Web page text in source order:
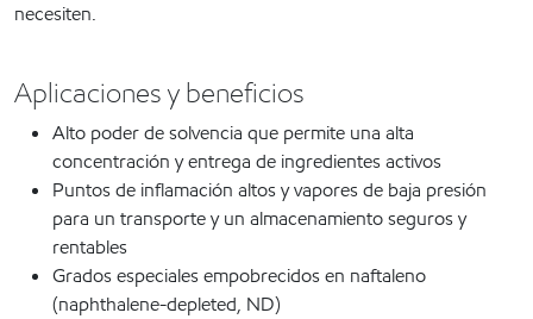
necesiten.
Aplicaciones y beneficios
Alto poder de solvencia que permite una alta
concentración y entrega de ingredientes activos
Puntos de inflamación altos y vapores de baja presión
para un transporte y un almacenamiento seguros y
rentables
Grados especiales empobrecidos en naftaleno
(naphthalene-depleted, ND)